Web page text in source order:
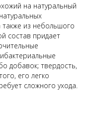
на натуральный
из небольшого
состав придает
добавок; твердость,
его легко
сложного ухода.